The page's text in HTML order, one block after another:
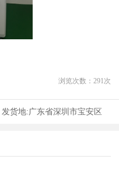
浏览次数： 291次
发货地:广东省深圳市宝安区